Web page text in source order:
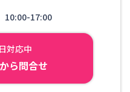
10:00-17:00
対応中
ら問合せ